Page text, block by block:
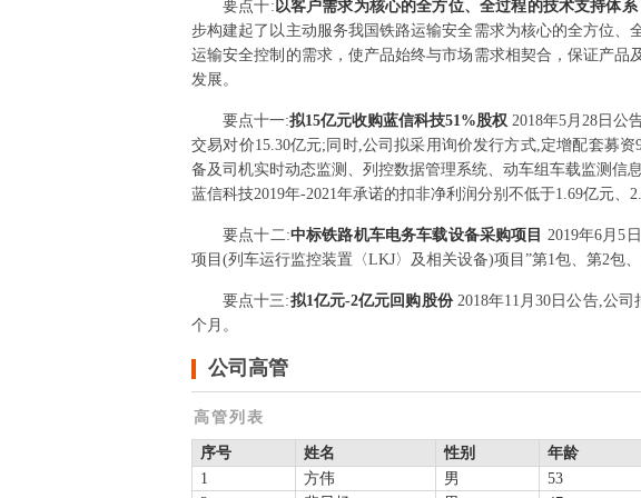
要点十:以客户需求为核心的全方位、全过程的技术支持体系
步构建起了以主动服务我国铁路运输安全需求为核心的全方位
运输安全控制的需求，使产品始终与市场需求相契合，保证产
发展。
要点十一:拟15亿元收购蓝信科技51%股权2018年5月28日公
交易对价15.30亿元;同时,公司拟采用询价发行方式,定增配套募
备及司机实时动态监测、列控数据管理系统、动车组车载监测信
蓝信科技2019年-2021年承诺的扣非净利润分别不低于1.69亿元、
要点十二:中标铁路机车电务车载设备采购项目 2019年6月5
项目(列车运行监控装置〈LKJ〉及相关设备)项目”第1包、第2包
要点十三:拟1亿元-2亿元回购股份 2018年11月30日公告,公
个月。
公司高管
高管列表
序号 姓名 性别 年龄
1
方伟 男 53